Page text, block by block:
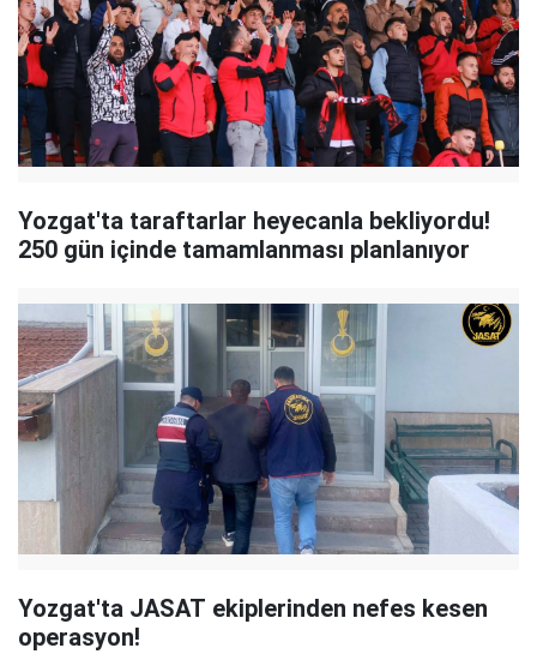
Yozgat'ta taraftarlar heyecanla bekliyordu!
250 gün içinde tamamlanması planlanıyor
Yozgat'ta JASAT ekiplerinden nefes kesen
operasyon!